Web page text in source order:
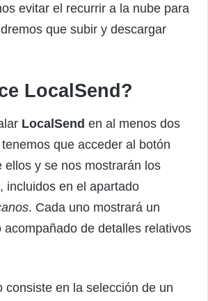
evitar el recurrir a la nube para
que subir y descargar
LocalSend?
LocalSend en al menos dos
que acceder al botón
y se nos mostrarán los
incluidos en el apartado
. Cada uno mostrará un
acompañado de detalles relativos
consiste en la selección de un